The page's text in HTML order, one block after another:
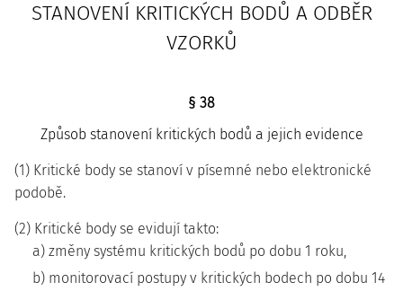
STANOVENÍ KRITICKÝCH BODŮ A ODBĚR
VZORKŮ
§ 38
Způsob stanovení kritických bodů a jejich evidence
(1) Kritické body se stanoví v písemné nebo elektronické
podobě.
(2) Kritické body se evidují takto:
a) změny systému kritických bodů po dobu 1 roku,
b) monitorovací postupy v kritických bodech po dobu 14